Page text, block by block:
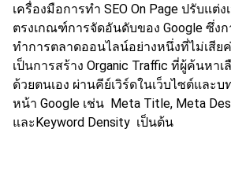
เครื่องมือการทำ SEO On Page ปรับแต่
ตรงเกณฑ์การจัดอันดับของ Google ซึ่งก
ทำการตลาดออนไลน์อย่างหนึ่งที่ไม่เสี
เป็นการสร้าง Organic Traffic ที่ผู้ค้นหา
ด้วยตนเอง ผ่านคีย์เวิร์ดในเว็บไซต์และ
หน้า Google เช่น Meta Title, Meta
และKeyword Density เป็นต้น